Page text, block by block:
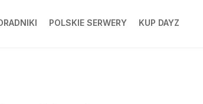
POLSKIE SERWERY KUP DAYZ